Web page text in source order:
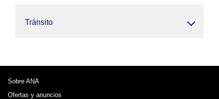
Tránsito
Sobre ANA
Ofertas y anuncios